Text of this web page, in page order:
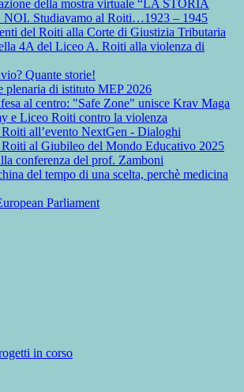
della mostra virtuale “LA STORIA
Studiavamo al Roiti…1923 – 1945
del Roiti alla Corte di Giustizia Tributaria
4A del Liceo A. Roiti alla violenza di
Quante storie!
plenaria di istituto MEP 2026
al centro: "Safe Zone" unisce Krav Maga
e Liceo Roiti contro la violenza
all’evento NextGen - Dialoghi
al Giubileo del Mondo Educativo 2025
conferenza del prof. Zamboni
del tempo di una scelta, perchè medicina
Parliament
in corso